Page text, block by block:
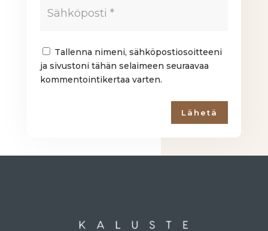
Tallenna nimeni, sähköpostiosoitteeni
ja sivustoni tähän selaimeen seuraavaa
kommentointikertaa varten.
Lähetä